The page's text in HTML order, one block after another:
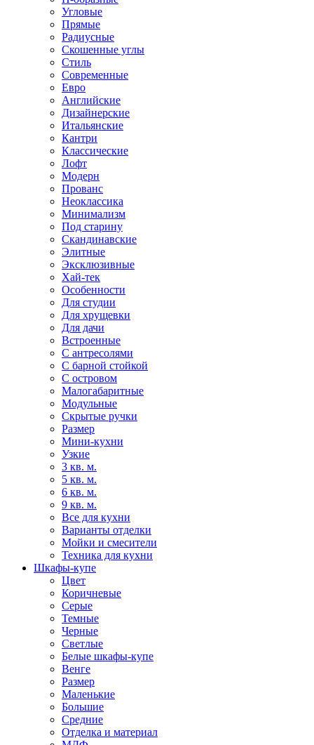
Угловые
Прямые
Радиусные
Скошенные углы
Стиль
Современные
Евро
Английские
Дизайнерские
Итальянские
Кантри
Классические
Лофт
Модерн
Прованс
Неоклассика
Минимализм
Под старину
Скандинавские
Элитные
Эксклюзивные
Хай-тек
Особенности
Для студии
Для хрущевки
Для дачи
Встроенные
С антресолями
С барной стойкой
С островом
Малогабаритные
Модульные
Скрытые ручки
Размер
Мини-кухни
Узкие
3 кв. м.
5 кв. м.
6 кв. м.
9 кв. м.
Все для кухни
Варианты отделки
Мойки и смесители
Техника для кухни
Шкафы-купе
Цвет
Коричневые
Серые
Темные
Черные
Светлые
Белые шкафы-купе
Венге
Размер
Маленькие
Большие
Средние
Отделка и материал